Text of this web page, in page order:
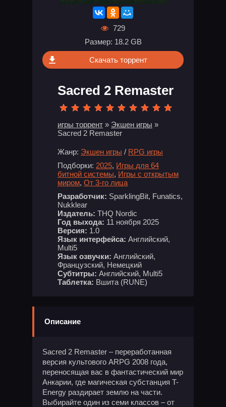
729
Размер: 18.2 GB
Скачать торрент
Sacred 2 Remaster
игры торрент » Экшен игры »
Sacred 2 Remaster
Жанр: Экшен игры / RPG игры
Подборки: 2025, Игры для 64
битной системы, Игры с открытым
миром, От 3-го лица
Разработчик: SparklingBit, Funatics,
Nukklear
Издатель: THQ Nordic
Год выхода: 11 ноября 2025
Версия: 1.0
Язык интерфейса: Английский,
Multi5
Язык озвучки: Английский,
Французский, Немецкий
Субтитры: Английский, Multi5
Таблетка: Вшита (RUNE)
Описание
Sacred 2 Remaster – переработанная
версия культового ARPG 2008 года,
переносящая вас в фантастический мир
Анкарии, где магическая субстанция T-
Energy раздирает землю на части.
Выбирайте один из семи классов – от